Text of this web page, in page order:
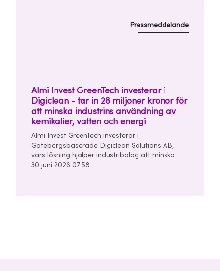
Almi Invest GreenTech investerar i
Digiclean - tar in 28 miljoner kronor för
att minska industrins användning av
kemikalier, vatten och energi
Pressmeddelande
Almi Invest GreenTech investerar i
Göteborgsbaserade Digiclean Solutions AB,
vars lösning hjälper industribolag att minska
användningen av kemikalier, vatten och energi i
30 juni 2026 07:58